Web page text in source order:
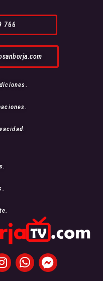
766